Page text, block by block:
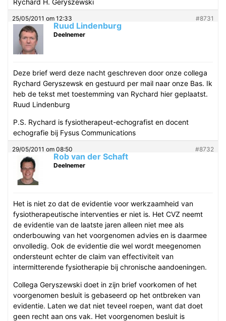
Rychard H. Geryszewski
25/05/2011 om 12:33 #8731
Ruud Lindenburg
Deelnemer
Deze brief werd deze nacht geschreven door onze collega
Rychard Geryszewsk en gestuurd per mail naar onze Bas. Ik
heb de tekst met toestemming van Rychard hier geplaatst.
Ruud Lindenburg
P.S. Rychard is fysiotherapeut-echografist en docent
echografie bij Fysus Communications
29/05/2011 om 08:50 #8732
Rob van der Schaft
Deelnemer
Het is niet zo dat de evidentie voor werkzaamheid van
fysiotherapeutische interventies er niet is. Het CVZ neemt
de evidentie van de laatste jaren alleen niet mee als
onderbouwing van het voorgenomen advies en is daarmee
onvolledig. Ook de evidentie die wel wordt meegenomen
ondersteunt echter de claim van effectiviteit van
intermitterende fysiotherapie bij chronische aandoeningen.
Collega Geryszewski doet in zijn brief voorkomen of het
voorgenomen besluit is gebaseerd op het ontbreken van
evidentie. Laten we dat niet teveel roepen, want dat doet
geen recht aan ons vak. Het voorgenomen besluit is